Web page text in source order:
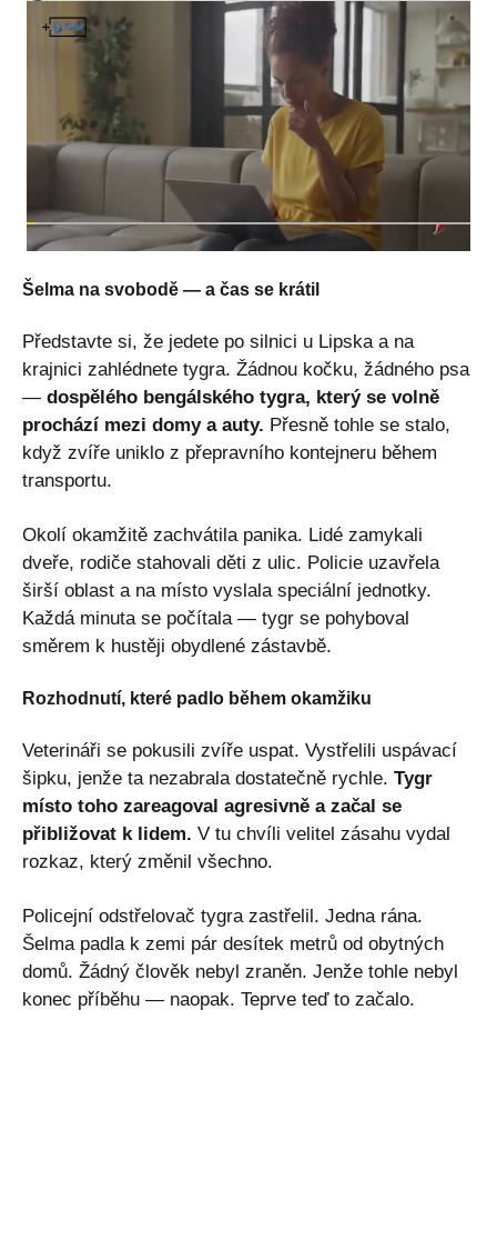
Šelma na svobodě — a čas se krátil
Představte si, že jedete po silnici u Lipska a na
krajnici zahlédnete tygra. Žádnou kočku, žádného psa
— dospělého bengálského tygra, který se volně
prochází mezi domy a auty. Přesně tohle se stalo,
když zvíře uniklo z přepravního kontejneru během
transportu.
Okolí okamžitě zachvátila panika. Lidé zamykali
dveře, rodiče stahovali děti z ulic. Policie uzavřela
širší oblast a na místo vyslala speciální jednotky.
Každá minuta se počítala — tygr se pohyboval
směrem k hustěji obydlené zástavbě.
Rozhodnutí, které padlo během okamžiku
Veterináři se pokusili zvíře uspat. Vystřelili uspávací
šipku, jenže ta nezabrala dostatečně rychle. Tygr
místo toho zareagoval agresivně a začal se
přibližovat k lidem. V tu chvíli velitel zásahu vydal
rozkaz, který změnil všechno.
Policejní odstřelovač tygra zastřelil. Jedna rána.
Šelma padla k zemi pár desítek metrů od obytných
domů. Žádný člověk nebyl zraněn. Jenže tohle nebyl
konec příběhu — naopak. Teprve teď to začalo.